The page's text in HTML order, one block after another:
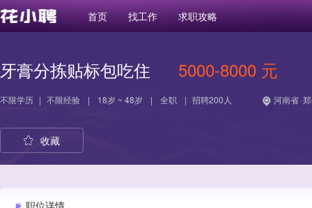
首页 找工作 求职攻略
牙膏分拣贴标包吃住 5000-8000 元
不限学历 | 不限经验 | 18岁 ~ 48岁 | 全职 | 招聘200人 河南省 ·
收藏
职位详情